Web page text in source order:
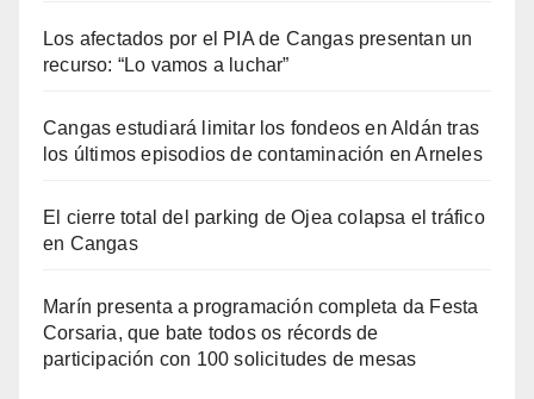
Los afectados por el PIA de Cangas presentan un
recurso: “Lo vamos a luchar”
Cangas estudiará limitar los fondeos en Aldán tras
los últimos episodios de contaminación en Arneles
El cierre total del parking de Ojea colapsa el tráfico
en Cangas
Marín presenta a programación completa da Festa
Corsaria, que bate todos os récords de
participación con 100 solicitudes de mesas